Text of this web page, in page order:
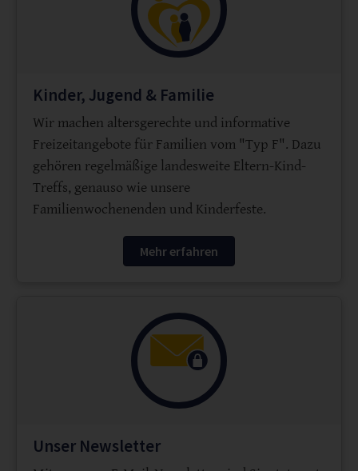
Kinder, Jugend & Familie
Wir machen altersgerechte und informative
Freizeitangebote für Familien vom "Typ F". Dazu
gehören regelmäßige landesweite Eltern-Kind-
Treffs, genauso wie unsere
Familienwochenenden und Kinderfeste.
Mehr erfahren
Unser Newsletter